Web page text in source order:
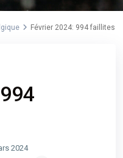
Février 2024: 994 faillites
2024